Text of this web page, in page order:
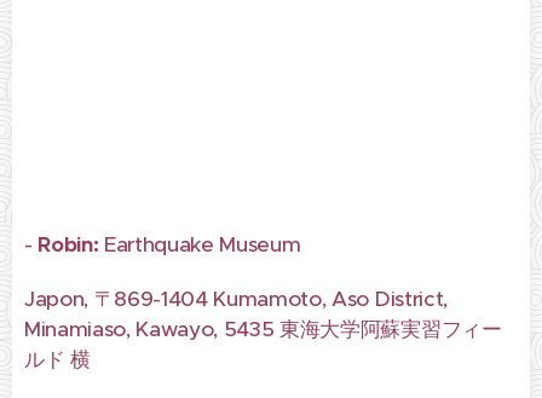
- Robin: Earthquake Museum
Japon, 〒869-1404 Kumamoto, Aso District,
Minamiaso, Kawayo, 5435 東海大学阿蘇実習フィー
ルド 横